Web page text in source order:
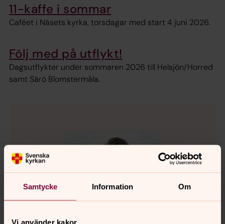
Samtycke Information Om
Vi använder kakor
11-kaffe i sommar
Caféet i Näsets kyrka, torsdagar med start 4 juni 2026.
Följ med på utflykt!
Dagsutflykter under sommaren 2026 till Helsjön/Horred
samt Särö Blomstermåla.